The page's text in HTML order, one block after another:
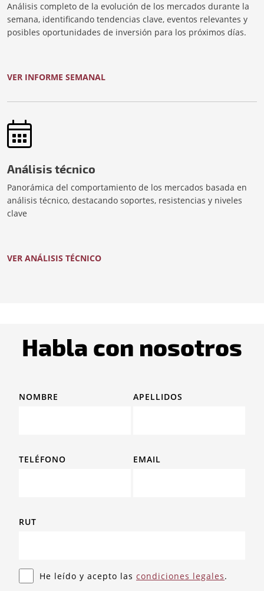
Análisis completo de la evolución de los mercados durante la
semana, identificando tendencias clave, eventos relevantes y
posibles oportunidades de inversión para los próximos días.
VER INFORME SEMANAL
Análisis técnico
Panorámica del comportamiento de los mercados basada en
análisis técnico, destacando soportes, resistencias y niveles
clave
VER ANÁLISIS TÉCNICO
Habla con nosotros
NOMBRE APELLIDOS
TELÉFONO EMAIL
RUT
He leído y acepto las condiciones legales.